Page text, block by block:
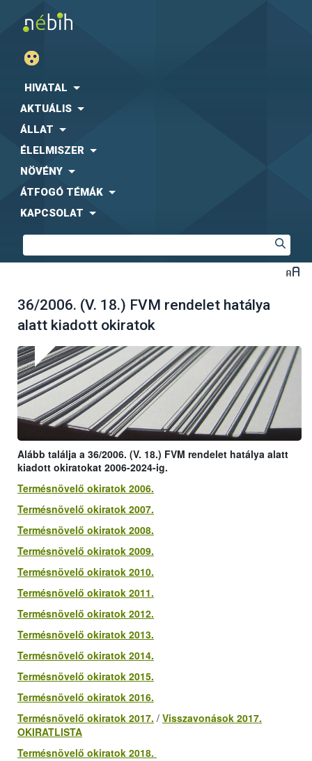
HIVATAL
AKTUÁLIS
ÁLLAT
ÉLELMISZER
NÖVÉNY
ÁTFOGÓ TÉMÁK
KAPCSOLAT
36/2006. (V. 18.) FVM rendelet hatálya
alatt kiadott okiratok
Alább találja a 36/2006. (V. 18.) FVM rendelet hatálya alatt
kiadott okiratokat 2006-2024-ig.
Termésnövelő okiratok 2006.
Termésnövelő okiratok 2007.
Termésnövelő okiratok 2008.
Termésnövelő okiratok 2009.
Termésnövelő okiratok 2010.
Termésnövelő okiratok 2011.
Termésnövelő okiratok 2012.
Termésnövelő okiratok 2013.
Termésnövelő okiratok 2014.
Termésnövelő okiratok 2015.
Termésnövelő okiratok 2016.
Termésnövelő okiratok 2017. / Visszavonások 2017.
OKIRATLISTA
Termésnövelő okiratok 2018.